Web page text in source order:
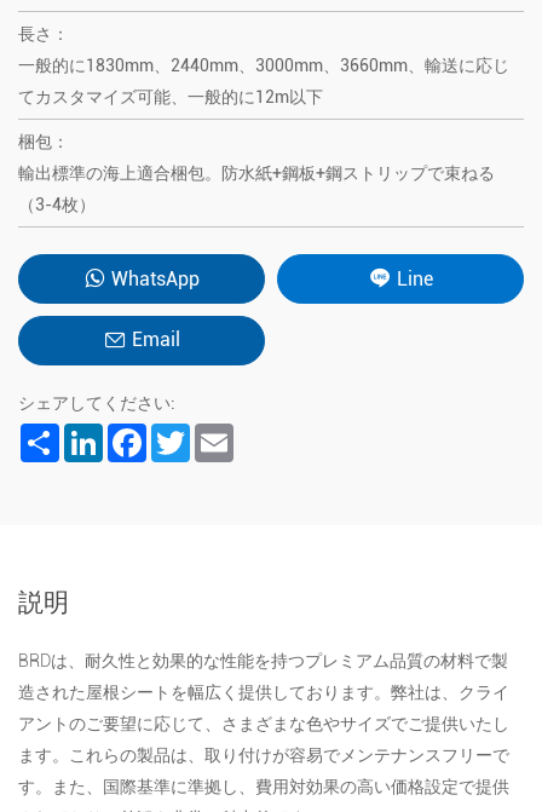
長さ：
一般的に1830mm、2440mm、3000mm、3660mm、輸送に応じ
てカスタマイズ可能、一般的に12m以下
梱包：
輸出標準の海上適合梱包。防水紙+鋼板+鋼ストリップで束ねる
（3-4枚）
WhatsApp Line
Email
シェアしてください:
ShareLinkedInFacebook
Twitter
説明
BRDは、耐久性と効果的な性能を持つプレミアム品質の材料で製
造された屋根シートを幅広く提供しております。弊社は、クライ
アントのご要望に応じて、さまざまな色やサイズでご提供いたし
ます。これらの製品は、取り付けが容易でメンテナンスフリーで
す。また、国際基準に準拠し、費用対効果の高い価格設定で提供